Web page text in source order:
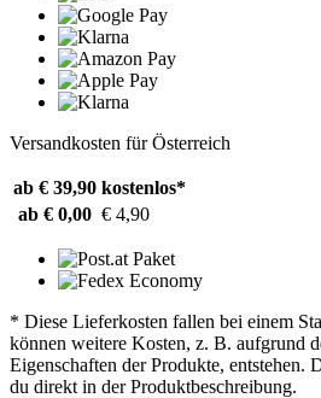
Versandkosten für Österreich
ab € 39,90 kostenlos*
ab € 0,00 € 4,90
* Diese Lieferkosten fallen bei einem
können weitere Kosten, z. B. aufgrund
Eigenschaften der Produkte, entstehen.
du direkt in der Produktbeschreibung.